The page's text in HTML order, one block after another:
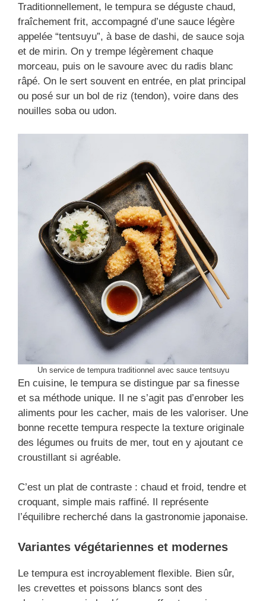
Traditionnellement, le tempura se déguste chaud,
fraîchement frit, accompagné d’une sauce légère
appelée “tentsuyu”, à base de dashi, de sauce soja
et de mirin. On y trempe légèrement chaque
morceau, puis on le savoure avec du radis blanc
râpé. On le sert souvent en entrée, en plat principal
ou posé sur un bol de riz (tendon), voire dans des
nouilles soba ou udon.
Un service de tempura traditionnel avec sauce tentsuyu
En cuisine, le tempura se distingue par sa finesse
et sa méthode unique. Il ne s’agit pas d’enrober les
aliments pour les cacher, mais de les valoriser. Une
bonne recette tempura respecte la texture originale
des légumes ou fruits de mer, tout en y ajoutant ce
croustillant si agréable.
C’est un plat de contraste : chaud et froid, tendre et
croquant, simple mais raffiné. Il représente
l’équilibre recherché dans la gastronomie japonaise.
Variantes végétariennes et modernes
Le tempura est incroyablement flexible. Bien sûr,
les crevettes et poissons blancs sont des